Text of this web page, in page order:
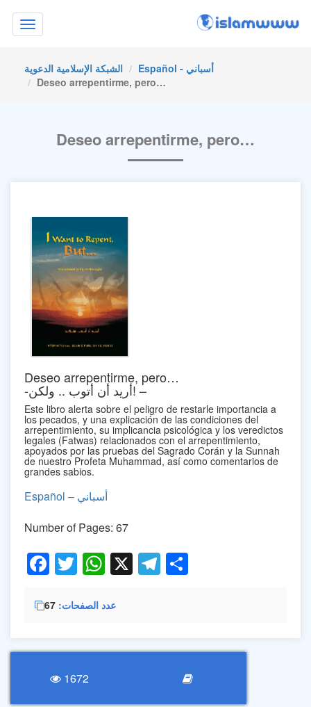
Toggle
navigation
الشبكة الإسلامية الدعوية
Español - أسباني
Deseo arrepentirme, pero…
Deseo arrepentirme, pero…
Deseo arrepentirme, pero…
-أريد أن أتوب .. ولكن! –
Este libro alerta sobre el peligro de restarle importancia a
los pecados, y una explicación de las condiciones del
arrepentimiento, su implicancia psicológica y los veredictos
legales (Fatwas) relacionados con el arrepentimiento,
apoyados por las pruebas del Sagrado Corán y la Sunnah
de nuestro Profeta Muhammad, así como comentarios de
grandes sabios.
Español – أسباني
Number of Pages: 67
Facebook
Twitter
WhatsApp
X Telegram
عدد الصفحات 67
1672